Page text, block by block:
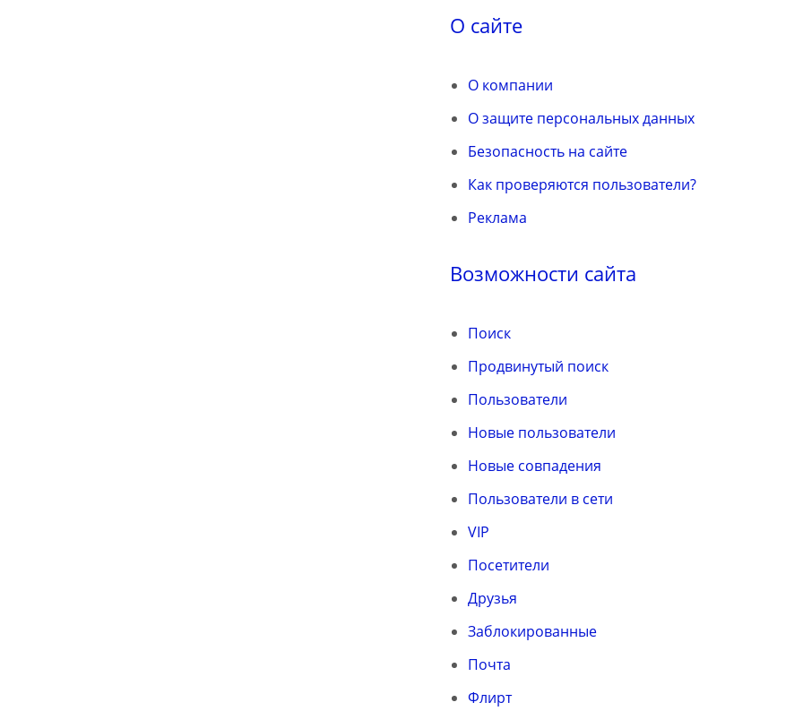
О сайте
О компании
О защите персональных данных
Безопасность на сайте
Как проверяются пользователи?
Реклама
Возможности сайта
Поиск
Продвинутый поиск
Пользователи
Новые пользователи
Новые совпадения
Пользователи в сети
VIP
Посетители
Друзья
Заблокированные
Почта
Флирт